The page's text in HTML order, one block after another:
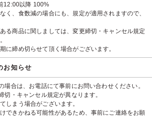
12:00以降 100%
く、食数減の場合にも、規定が適用されますので、
る商品に関しましては、変更締切・キャンセル規定
に締め切らせて頂く場合がございます。
お知らせ
場合は、お電話にて事前にお問い合わせください。
・キャンセル規定が異なります。
しまう場合がございます。
できかねる可能性があるため、事前にご連絡をお願